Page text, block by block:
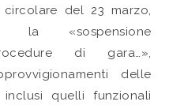
del 23 marzo,
la «sospensione
di gara…»,
delle
inclusi quelli funzionali